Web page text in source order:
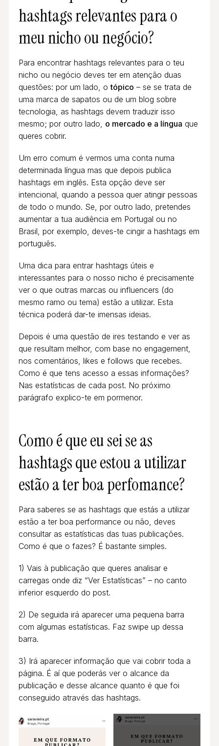
hashtags relevantes para o
meu nicho ou negócio?
Para encontrar hashtags relevantes para o teu
nicho ou negócio deves ter em atenção duas
questões: por um lado, otópico – se se trata de
uma marca de sapatos ou de um blog sobre
tecnologia, as hashtags devem traduzir isso
mesmo; por outro lado, o mercado e a língua que
queres cobrir.
Um erro comum é vermos uma conta numa
determinada língua mas que depois publica
hashtags em inglês. Esta opção deve ser
intencional, quando a pessoa quer atingir pessoas
de todo o mundo. Se, por outro lado, pretendes
aumentar a tua audiência em Portugal ou no
Brasil, por exemplo, deves-te cingir a hashtags em
português.
Uma dica para entrar hashtags úteis e
interessantes para o nosso nicho é precisamente
ver o que outras marcas ou influencers (do
mesmo ramo ou tema) estão a utilizar. Esta
técnica poderá dar-te imensas ideias.
Depois é uma questão de ires testando e ver as
que resultam melhor, com base no engagement,
nos comentários, likes e follows que recebes.
Como é que tens acesso a essas informações?
Nas estatísticas de cada post. No próximo
parágrafo explico-te em pormenor.
Como é que eu sei se as
hashtags que estou a utilizar
estão a ter boa perfomance?
Para saberes se as hashtags que estás a utilizar
estão a ter boa performance ou não, deves
consultar as estatísticas das tuas publicações.
Como é que o fazes? É bastante simples.
1) Vais à publicação que queres analisar e
carregas onde diz “Ver Estatísticas” – no canto
inferior esquerdo do post.
2) De seguida irá aparecer uma pequena barra
com algumas estatísticas. Faz swipe up dessa
barra.
3) Irá aparecer informação que vai cobrir toda a
página. É aí que poderás ver o alcance da
publicação e desse alcance quanto é que foi
conseguido através das hashtags.